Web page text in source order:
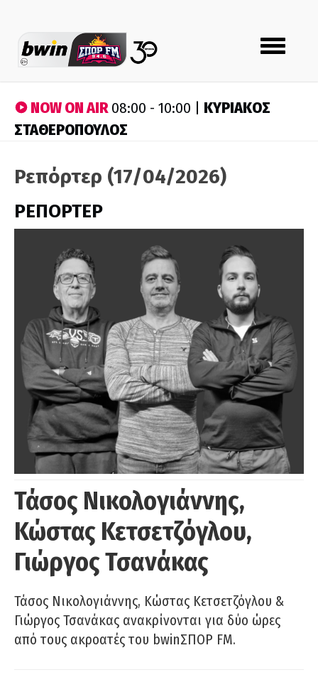
Toggle
navigation
NOW ON AIR08:00 - 10:00 | ΚΥΡΙΑΚΟΣ
ΣΤΑΘΕΡΟΠΟΥΛΟΣ
Ρεπόρτερ (17/04/2026)
ΡΕΠΟΡΤΕΡ
Τάσος Νικολογιάννης,
Κώστας Κετσετζόγλου,
Γιώργος Τσανάκας
Τάσος Νικολογιάννης, Κώστας Κετσετζόγλου &
Γιώργος Τσανάκας ανακρίνονται για δύο ώρες
από τους ακροατές του bwinΣΠΟΡ FM.